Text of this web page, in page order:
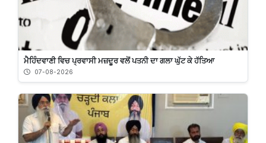
ਮੈਹਿੰਦਵਾਣੀ ਵਿਚ ਪ੍ਰਵਾਸੀ ਮਜ਼ਦੂਰ ਵਲੋਂ ਪਤਨੀ ਦਾ ਗਲਾ ਘੁੱਟ ਕੇ ਹੱਤਿਆ
07-08-2026